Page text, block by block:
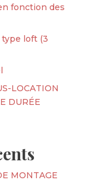
fonction des
type loft (3
LOCATION
DURÉE
MONTAGE